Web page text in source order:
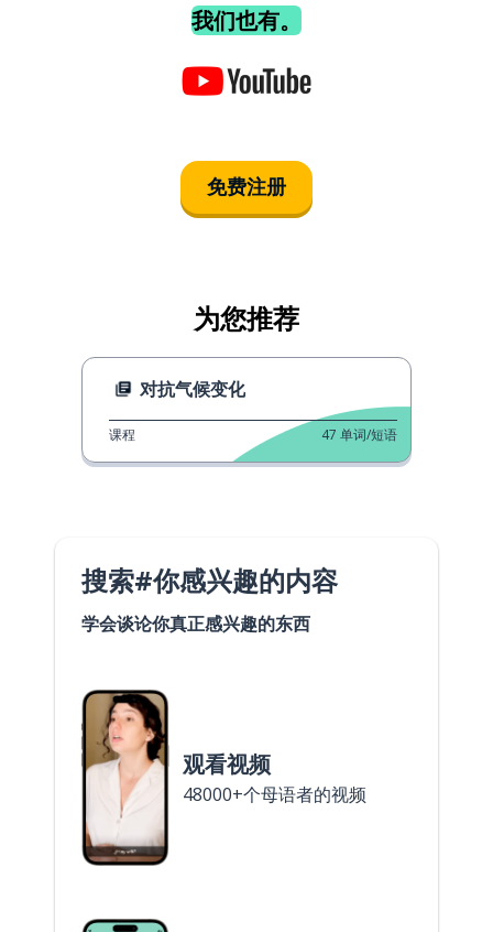
我们也有。
免费注册
为您推荐
对抗气候变化
课程 47 单词/短语
搜索#你感兴趣的内容
学会谈论你真正感兴趣的东西
观看视频
48000+个母语者的视频